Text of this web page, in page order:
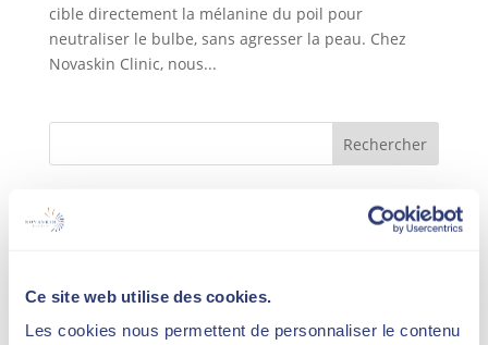
Ce site web utilise des cookies.
Les cookies nous permettent de personnaliser le contenu
cible directement la mélanine du poil pour
neutraliser le bulbe, sans agresser la peau. Chez
Novaskin Clinic, nous...
Rechercher
Recent Posts
Cryolipolyse à Bruxelles : réduire durablement les
amas graisseux sans chirurgie